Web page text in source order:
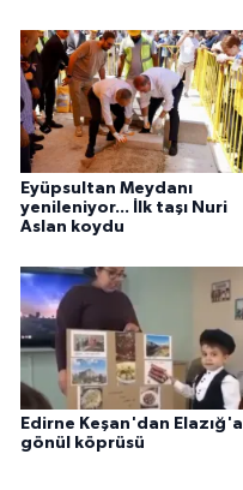
Eyüpsultan Meydanı
yenileniyor... İlk taşı Nuri
Aslan koydu
Edirne Keşan'dan Elazığ'a
gönül köprüsü